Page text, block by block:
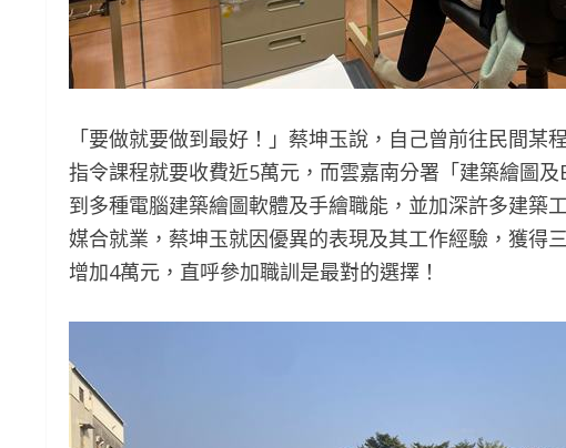
「要做就要做到最好！」蔡坤玉說，自己曾前往民間
指令課程就要收費近5萬元，而雲嘉南分署「建築繪圖
到多種電腦建築繪圖軟體及手繪職能，並加深許多建築
媒合就業，蔡坤玉就因優異的表現及其工作經驗，獲得
增加4萬元，直呼參加職訓是最對的選擇！